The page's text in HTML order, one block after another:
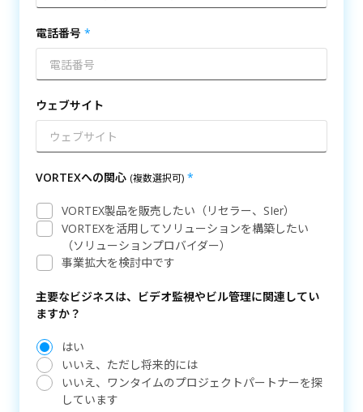
電話番号
ウェブサイト
VORTEXへの関心 (複数選択可)
VORTEX製品を販売したい（リセラー、SIer）
VORTEXを活用してソリューションを構築したい
（ソリューションプロバイダー）
事業拡大を検討中です
主要なビジネスは、ビデオ監視やビル管理に関連してい
ますか？
はい
いいえ、ただし将来的には
いいえ、ワンタイムのプロジェクトパートナーを探
しています